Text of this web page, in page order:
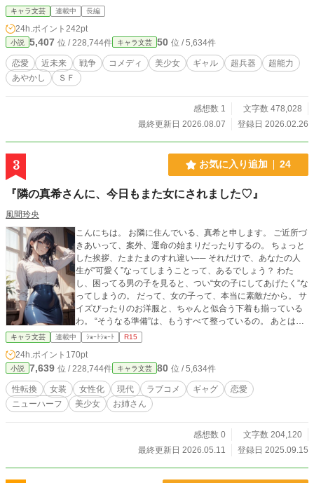
く。 そしてある科学者が《特異点》の存在を提唱し、国や集団がある特定の人
間の存在に存続が帰結することが判明した。 この《特異点》と超兵器とが全世
界を混沌に押し流していく。 これはそういう時代の愛の物語……
キャラ文芸 連載中 長編
24h.ポイント 242pt
小説 5,407 位 / 228,744件 キャラ文芸 50 位 / 5,634件
恋愛 近未来 戦争 コメディ 美少女 ギャル 超兵器
超能力
あやかし
ＳＦ
感想数 1
文字数 478,028
最終更新日 2026.08.07
登録日 2026.02.26
3 お気に入り追加 24
『隣の真希さんに、今日もまた女にされました♡』
風間玲央
こんにちは。 お隣に住んでいる、真希と申します。 ご近所づ
きあいって、案外、運命の始まりだったりするの。 ちょっと
した挨拶、たまたまのすれ違い── それだけで、あなたの人
生が“可愛く”なってしまうことって、あるでしょう？ わた
し、困ってる男の子を見ると、つい“女の子にしてあげたく”な
ってしまうの。 だって、女の子って、本当に素敵だから。 サ
イズぴったりのお洋服と、ちゃんと似合う下着も揃っている
わ。 “そうなる準備”は、もうすべて整っているの。 あとは、
あなたが少しだけ──素直になれば、それでいいのよ。 それ
に、わたしのノートにはもう、次の名前を書くスペースが空
いているの。 ……ねえ、まさかと思うけれど。あなた、まだ
気づいてないだけじゃないかしら？ ──「さあ、“男の終わ
り”の時間よ♡」
キャラ文芸 連載中 ｼｮｰﾄｼｮｰﾄ R15
24h.ポイント 170pt
小説 7,639 位 / 228,744件 キャラ文芸 80 位 / 5,634件
性転換 女装 女性化 現代 ラブコメ ギャグ
恋愛
ニューハーフ
美少女 お姉さん
感想数 0
文字数 204,120
最終更新日 2026.05.11
登録日 2025.09.15